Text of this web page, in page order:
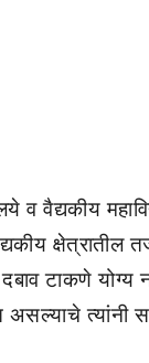
वैद्यकीय
दबाव टाकणे
असल्याचे त्यांनी